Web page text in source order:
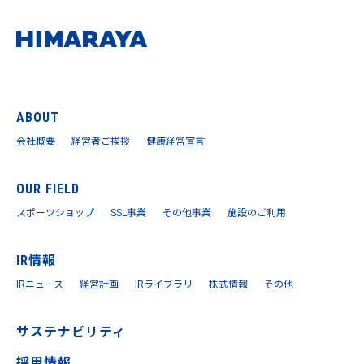
ABOUT
会社概要 経営者ご挨拶 健康経営宣言
OUR FIELD
スポーツショップ SSL事業 その他事業 施設のご利用
IR情報
IRニュース 経営計画 IRライブラリ 株式情報 その他
サステナビリティ